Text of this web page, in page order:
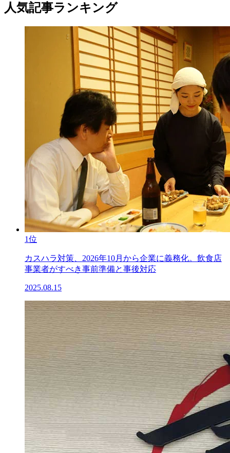
人気記事ランキング
1位
カスハラ対策、2026年10月から企業に義務化。飲食店
事業者がすべき事前準備と事後対応
2025.08.15